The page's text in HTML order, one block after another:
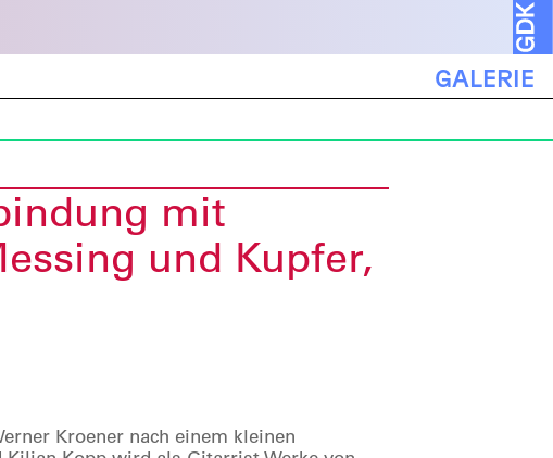
GALERIE
mit
und Kupfer,
Kroener nach einem kleinen